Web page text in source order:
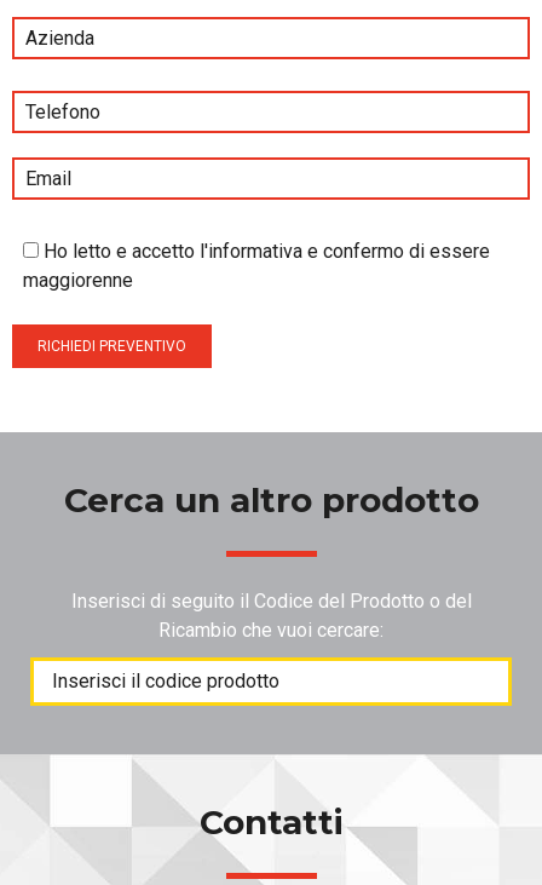
Ho letto e accetto l'informativa e confermo di essere
maggiorenne
Cerca un altro prodotto
Inserisci di seguito il Codice del Prodotto o del
Ricambio che vuoi cercare:
Products
search
Contatti